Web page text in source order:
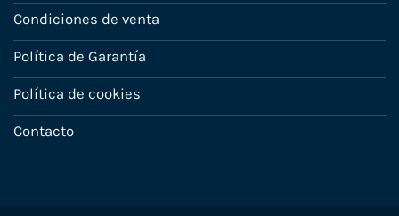
Condiciones de venta
Política de Garantía
Política de cookies
Contacto